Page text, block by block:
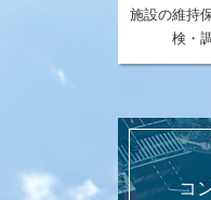
施設の維持
検・
コ